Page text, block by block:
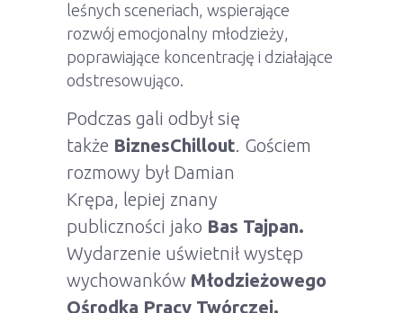
leśnych sceneriach, wspierające
rozwój emocjonalny młodzieży,
poprawiające koncentrację i działające
odstresowująco.
Podczas gali odbył się
także BiznesChillout. Gościem
rozmowy był Damian
Krępa, lepiej znany
publiczności jako Bas Tajpan.
Wydarzenie uświetnił występ
wychowanków Młodzieżowego
Ośrodka Pracy Twórczej.